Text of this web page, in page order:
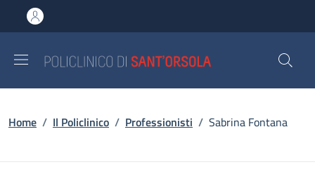
al contenuto principale
to footer content
Briciole di pane
Home / Il Policlinico / Professionisti / Sabrina Fontana